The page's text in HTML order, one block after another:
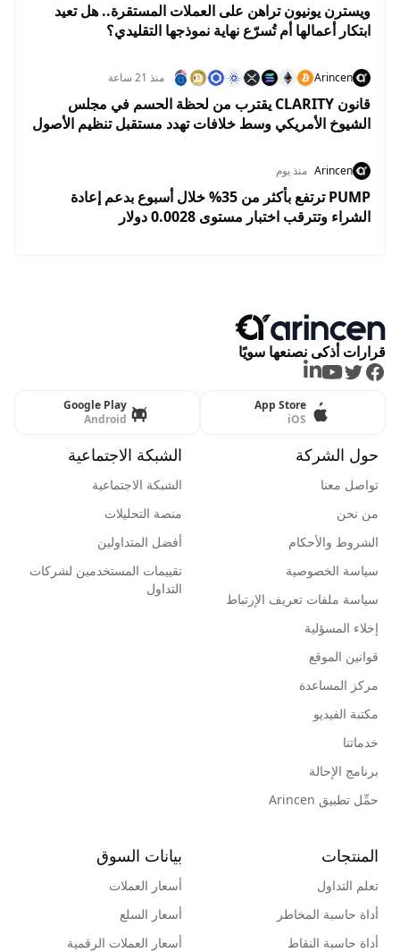
ويسترن يونيون تراهن على العملات المستقرة.. هل تعيد
ابتكار أعمالها أم تُسرّع نهاية نموذجها التقليدي؟
Arincen منذ 21 ساعة
قانون CLARITY يقترب من لحظة الحسم في مجلس
الشيوخ الأمريكي وسط خلافات تهدد مستقبل تنظيم الأصول
Arincen منذ يوم
PUMP ترتفع بأكثر من 35% خلال أسبوع بدعم إعادة
الشراء وتترقب اختبار مستوى 0.0028 دولار
قرارات أذكى نصنعها سويًا
Facebook
Twitter
Youtube
LinkedIn
App Store
iOS
Google Play
Android
حول الشركة
تواصل معنا
من نحن
الشروط والأحكام
سياسة الخصوصية
سياسة ملفات تعريف الإرتباط
إخلاء المسؤلية
قوانين الموقع
مركز المساعدة
مكتبة الفيديو
خدماتنا
برنامج الإحالة
حمِّل تطبيق Arincen
الشبكة الاجتماعية
الشبكة الاجتماعية
منصة التحليلات
أفضل المتداولين
تقييمات المستخدمين لشركات
التداول
المنتجات
تعلم التداول
أداة حاسبة المخاطر
أداة حاسبة النقاط
بيانات السوق
أسعار العملات
أسعار السلع
أسعار العملات الرقمية